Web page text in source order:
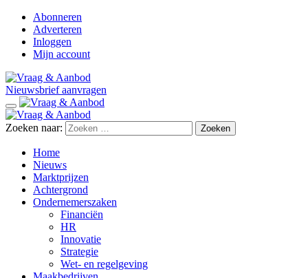
Abonneren
Adverteren
Inloggen
Mijn account
Nieuwsbrief aanvragen
Zoeken naar:
Home
Nieuws
Marktprijzen
Achtergrond
Ondernemerszaken
Financiën
HR
Innovatie
Strategie
Wet- en regelgeving